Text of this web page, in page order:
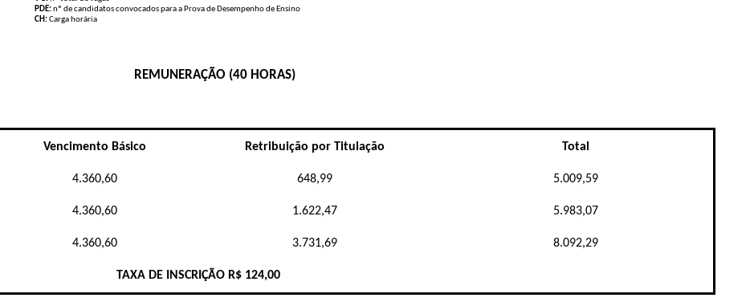
PDE:nº de candidatos convocados para a Prova de Desempenho de Ensino
CH:Carga horária
REMUNERAÇÃO (40 HORAS)
Vencimento Básico Retribuição por Titulação Total
4.360,60 648,99 5.009,59
4.360,60 1.622,47 5.983,07
4.360,60 3.731,69 8.092,29
TAXA DE INSCRIÇÃO R$ 124,00